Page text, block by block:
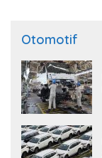
Otomotif